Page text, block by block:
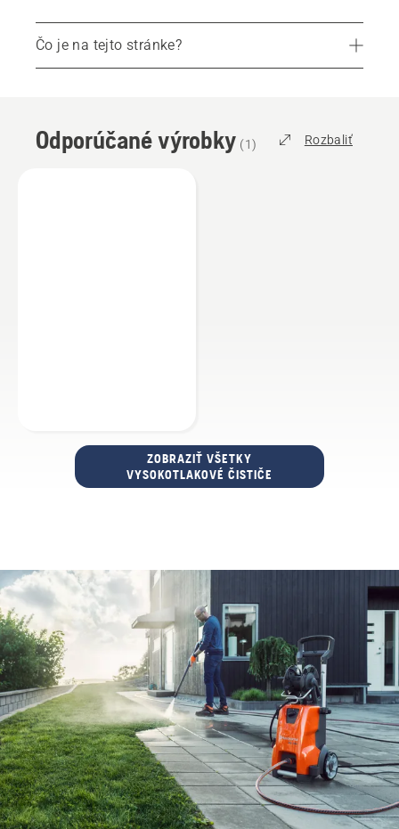
Čo je na tejto stránke?
Odporúčané výrobky
Diely a príslušenstvo
Odporúčané výrobky (1) Rozbaliť
ZOBRAZIŤ VŠETKY
VYSOKOTLAKOVÉ ČISTIČE